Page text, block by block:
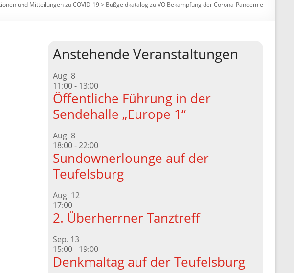
und Mitteilungen zu COVID-19> Bußgeldkatalog zu VO Bekämpfung der Corona-Pandemie
Anstehende Veranstaltungen
Aug. 8
11:00- 13:00
Öffentliche Führung in der
Sendehalle „Europe 1“
Aug. 8
18:00-22:00
Sundownerlounge auf der
Teufelsburg
Aug. 12
17:00
2. Überherrner Tanztreff
Sep. 13
15:00- 19:00
Denkmaltag auf der Teufelsburg